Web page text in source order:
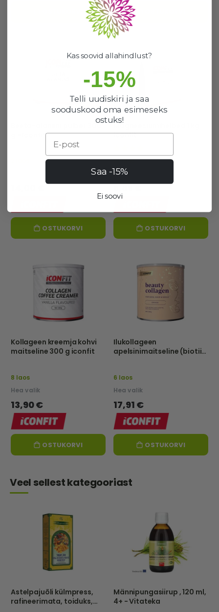
Beeta-alaniini pulber 300
g - Iconfit
OSTUKORVI
Magneesiumihelbed 1 kg
iconfit
100%
13 laos
Hea valik
OSTUKORVI
Kollageen kreemja kohvi
maitseline 300 g iconfit
8 laos
Hea valik
13,90 €
OSTUKORVI
Ilukollageen
apelsinimaitseline (biotiin,
6 laos
Hea valik
17,91 €
OSTUKORVI
Veel sellest kategooriast
Astelpajuõli külmpress,
rafineerimata, toiduks,
Männipungasiirup , 120 ml,
4+ - Vitateka
Kas soovid allahindlust?
-15%
Telli uudiskiri ja saa
sooduskood oma esimeseks
ostuks!
Saa -15%
Ei soovi